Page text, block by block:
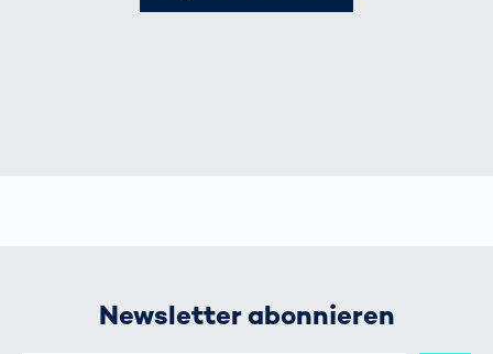
Newsletter abonnieren